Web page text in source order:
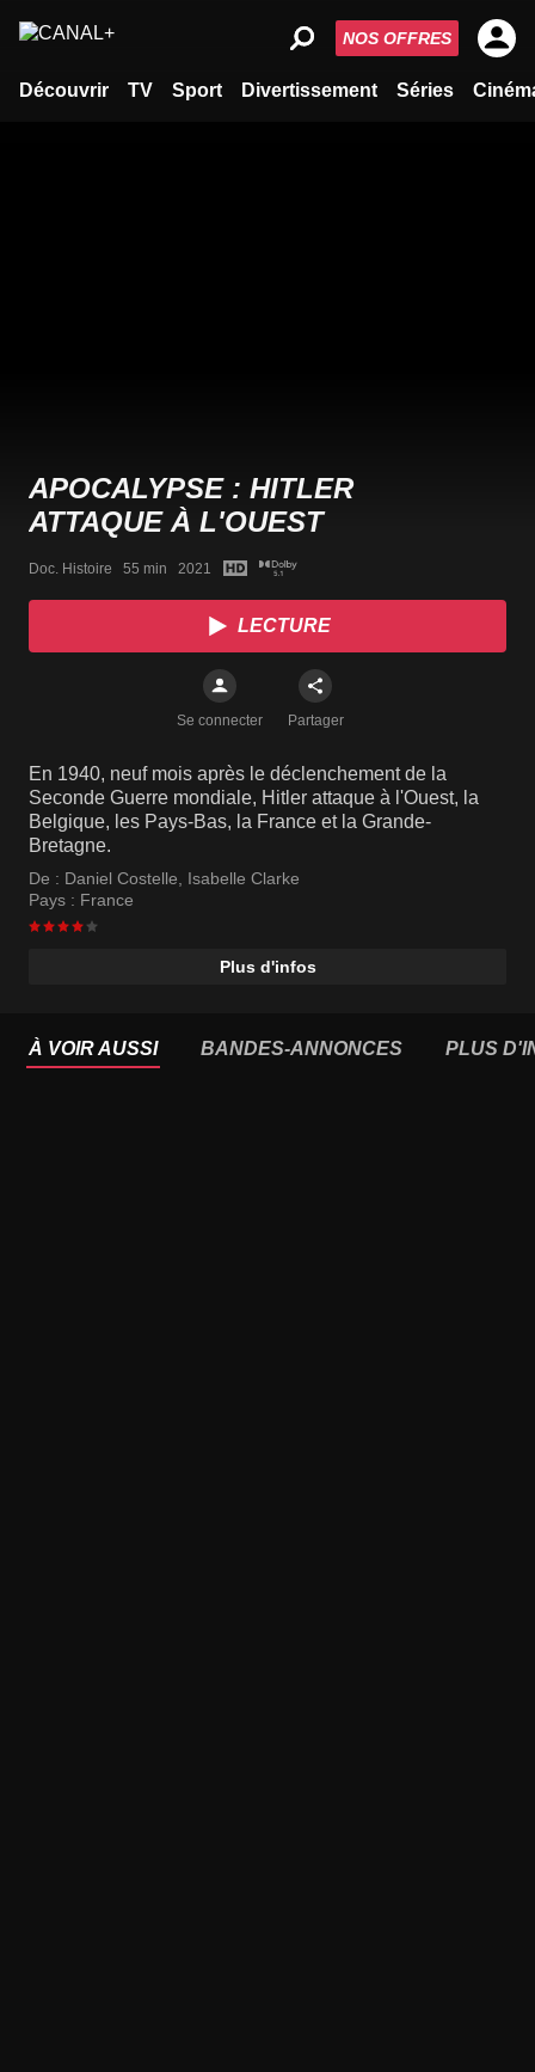
Découvrir TV Sport Divertissement Séries
NOS OFFRES
APOCALYPSE : HITLER
ATTAQUE À L'OUEST
Doc. Histoire   55 min   2021
LECTURE
Se connecter Partager
En 1940, neuf mois après le déclenchement de la
Seconde Guerre mondiale, Hitler attaque à l'Ouest, la
Belgique, les Pays-Bas, la France et la Grande-
Bretagne.
De : Daniel Costelle
Isabelle Clarke
Pays : France
Plus d'infos
À VOIR AUSSI BANDES-ANNONCES PLUS